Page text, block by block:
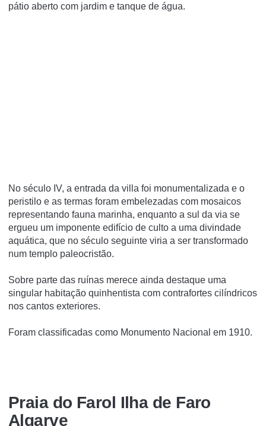
pátio aberto com jardim e tanque de água.
No século IV, a entrada da villa foi monumentalizada e o
peristilo e as termas foram embelezadas com mosaicos
representando fauna marinha, enquanto a sul da via se
ergueu um imponente edifí­cio de culto a uma divindade
aquática, que no século seguinte viria a ser transformado
num templo paleocristão.
Sobre parte das ruí­nas merece ainda destaque uma
singular habitação quinhentista com contrafortes cilí­ndricos
nos cantos exteriores.
Foram classificadas como Monumento Nacional em 1910.
Praia do Farol Ilha de Faro
Algarve